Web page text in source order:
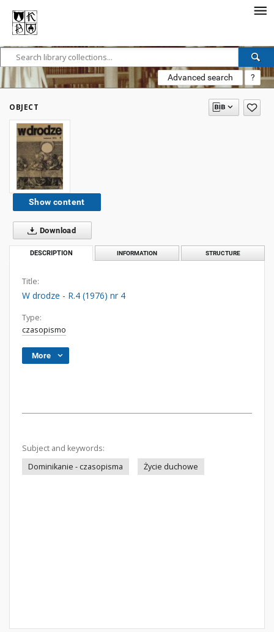
Advanced search ?
OBJECT
Show content
Download
DESCRIPTION INFORMATION STRUCTURE
Title:
W drodze - R.4 (1976) nr 4
Type:
czasopismo
More
Subject and keywords:
Dominikanie - czasopisma
Życie duchowe